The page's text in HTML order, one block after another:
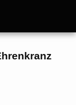
Positionen. Der